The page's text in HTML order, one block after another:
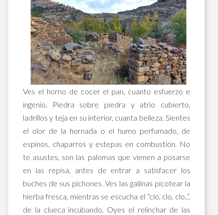
Ves el horno de cocer el pan, cuanto esfuerzo e
ingenio. Piedra sobre piedra y atrio cubierto,
ladrillos y teja en su interior, cuanta belleza. Sientes
el olor de la hornada o el humo perfumado, de
espinos, chaparros y estepas en combustión. No
te asustes, son las palomas que vienen a posarse
en las repisa, antes de entrar a satisfacer los
buches de sus pichones. Ves las gallinas picotear la
hierba fresca, mientras se escucha el “clo, clo, clo..”,
de la clueca incubando. Oyes el relinchar de las